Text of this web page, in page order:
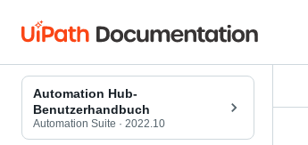
Automation Hub-
Benutzerhandbuch
Automation Suite · 2022.10